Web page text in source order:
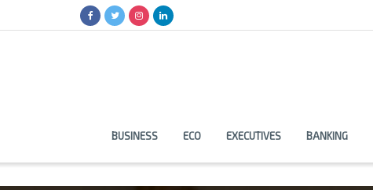
BUSINESS ECO EXECUTIVES BANKING